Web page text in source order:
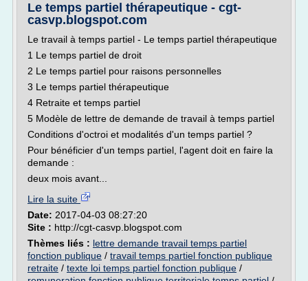
Le temps partiel thérapeutique - cgt-
casvp.blogspot.com
Le travail à temps partiel - Le temps partiel thérapeutique
1 Le temps partiel de droit
2 Le temps partiel pour raisons personnelles
3 Le temps partiel thérapeutique
4 Retraite et temps partiel
5 Modèle de lettre de demande de travail à temps partiel
Conditions d'octroi et modalités d'un temps partiel ?
Pour bénéficier d'un temps partiel, l'agent doit en faire la
demande :
deux mois avant...
Lire la suite
Date: 2017-04-03 08:27:20
Site : http://cgt-casvp.blogspot.com
Thèmes liés : lettre demande travail temps partiel
fonction publique / travail temps partiel fonction publique
retraite / texte loi temps partiel fonction publique /